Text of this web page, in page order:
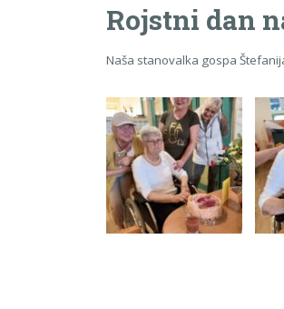
Rojstni dan
Naša stanovalka gospa